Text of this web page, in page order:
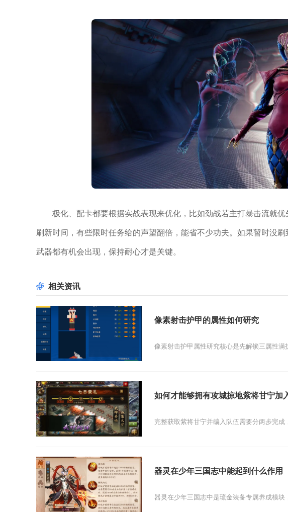
极化、配卡都要根据实战表现来优化，比如劲战若主打暴击流就
刷新时间，有些限时任务给的声望翻倍，能省不少功夫。如果暂时没
武器都有机会出现，保持耐心才是关键。
相关资讯
像素射击护甲的属性如何研究
像素射击护甲属性研究核心是先解锁三属性
如何才能够拥有攻城掠地紫将甘宁加
完整获取紫将甘宁并编入队伍需要分两步完
器灵在少年三国志中能起到什么作用
器灵在少年三国志中是琉金装备专属养成模